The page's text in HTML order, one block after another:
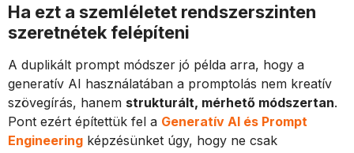
Ha ezt a szemléletet rendszerszinten
szeretnétek felépíteni
A duplikált prompt módszer jó példa arra, hogy a
generatív AI használatában a promptolás nem kreatív
szövegírás, hanem strukturált, mérhető módszertan.
Pont ezért építettük fel a Generatív AI és Prompt
Engineering képzésünket úgy, hogy ne csak